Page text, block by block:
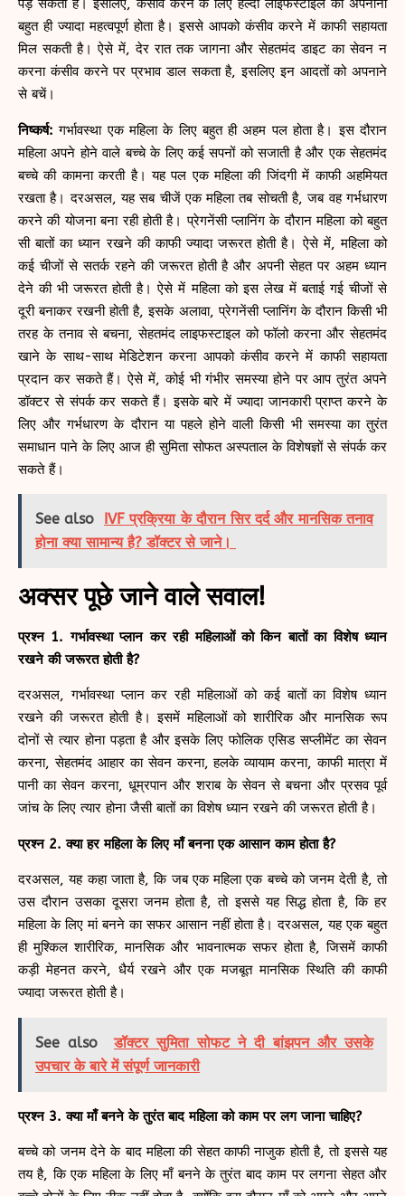
पड़ सकता है। इसलिए, कंसीव करने के लिए हेल्दी लाइफस्टाइल को अपनाना
बहुत ही ज्यादा महत्वपूर्ण होता है। इससे आपको कंसीव करने में काफी सहायता
मिल सकती है। ऐसे में, देर रात तक जागना और सेहतमंद डाइट का सेवन न
करना कंसीव करने पर प्रभाव डाल सकता है, इसलिए इन आदतों को अपनाने
से बचें।
निष्कर्ष: गर्भावस्था एक महिला के लिए बहुत ही अहम पल होता है। इस दौरान
महिला अपने होने वाले बच्चे के लिए कई सपनों को सजाती है और एक सेहतमंद
बच्चे की कामना करती है। यह पल एक महिला की जिंदगी में काफी अहमियत
रखता है। दरअसल, यह सब चीजें एक महिला तब सोचती है, जब वह गर्भधारण
करने की योजना बना रही होती है। प्रेगनेंसी प्लानिंग के दौरान महिला को बहुत
सी बातों का ध्यान रखने की काफी ज्यादा जरूरत होती है। ऐसे में, महिला को
कई चीजों से सतर्क रहने की जरूरत होती है और अपनी सेहत पर अहम ध्यान
देने की भी जरूरत होती है। ऐसे में महिला को इस लेख में बताई गई चीजों से
दूरी बनाकर रखनी होती है, इसके अलावा, प्रेगनेंसी प्लानिंग के दौरान किसी भी
तरह के तनाव से बचना, सेहतमंद लाइफस्टाइल को फॉलो करना और सेहतमंद
खाने के साथ-साथ मेडिटेशन करना आपको कंसीव करने में काफी सहायता
प्रदान कर सकते हैं। ऐसे में, कोई भी गंभीर समस्या होने पर आप तुरंत अपने
डॉक्टर से संपर्क कर सकते हैं। इसके बारे में ज्यादा जानकारी प्राप्त करने के
लिए और गर्भधारण के दौरान या पहले होने वाली किसी भी समस्या का तुरंत
समाधान पाने के लिए आज ही सुमिता सोफत अस्पताल के विशेषज्ञों से संपर्क कर
सकते हैं।
See also
IVF प्रक्रिया के दौरान सिर दर्द और मानसिक तनाव
होना क्या सामान्य है? डॉक्टर से जाने।
अक्सर पूछे जाने वाले सवाल!
प्रश्न 1. गर्भावस्था प्लान कर रही महिलाओं को किन बातों का विशेष ध्यान
रखने की जरूरत होती है?
दरअसल, गर्भावस्था प्लान कर रही महिलाओं को कई बातों का विशेष ध्यान
रखने की जरूरत होती है। इसमें महिलाओं को शारीरिक और मानसिक रूप
दोनों से त्यार होना पड़ता है और इसके लिए फोलिक एसिड सप्लीमेंट का सेवन
करना, सेहतमंद आहार का सेवन करना, हलके व्यायाम करना, काफी मात्रा में
पानी का सेवन करना, धूम्रपान और शराब के सेवन से बचना और प्रसव पूर्व
जांच के लिए त्यार होना जैसी बातों का विशेष ध्यान रखने की जरूरत होती है।
प्रश्न 2. क्या हर महिला के लिए माँ बनना एक आसान काम होता है?
दरअसल, यह कहा जाता है, कि जब एक महिला एक बच्चे को जनम देती है, तो
उस दौरान उसका दूसरा जनम होता है, तो इससे यह सिद्ध होता है, कि हर
महिला के लिए मां बनने का सफर आसान नहीं होता है। दरअसल, यह एक बहुत
ही मुश्किल शारीरिक, मानसिक और भावनात्मक सफर होता है, जिसमें काफी
कड़ी मेहनत करने, धैर्य रखने और एक मजबूत मानसिक स्थिति की काफी
ज्यादा जरूरत होती है।
See also
डॉक्टर सुमिता सोफट ने दी बांझपन और उसके
उपचार के बारे में संपूर्ण जानकारी
प्रश्न 3. क्या माँ बनने के तुरंत बाद महिला को काम पर लग जाना चाहिए?
बच्चे को जनम देने के बाद महिला की सेहत काफी नाजुक होती है, तो इससे यह
तय है, कि एक महिला के लिए माँ बनने के तुरंत बाद काम पर लगना सेहत और